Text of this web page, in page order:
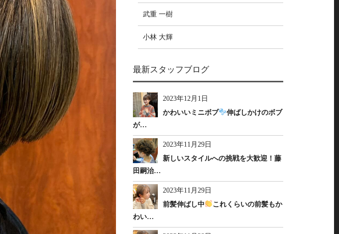
武重 一樹
小林 大輝
最新スタッフブログ
2023年12月1日
かわいいミニボブ
伸ばしかけのボブ
が…
2023年11月29日
新しいスタイルへの挑戦を大歓迎！藤
田嗣治…
2023年11月29日
前髪伸ばし中
これくらいの前髪もか
わい…